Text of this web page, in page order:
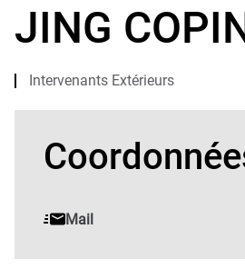
JING
Intervenants Extérieurs
Mail